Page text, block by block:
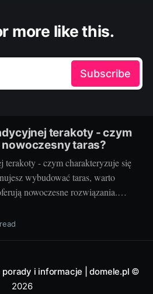
more like this.
Subscribe
terakoty - czym
taras?
- czym charakteryzuje się
wybudować taras, warto
nowoczesne rozwiązania.
się na coś więcej niż tylko
nowoczesny taras i dlaczego
i informacje | domele.pl ©
2026